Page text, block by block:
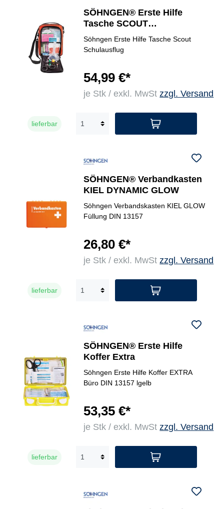
SÖHNGEN® Erste Hilfe
Tasche SCOUT
SCHULAUSFLUG
Söhngen Erste Hilfe Tasche Scout
Schulausflug
54,99 €*
je Stk / exkl. MwStzzgl. Versand
lieferbar
SÖHNGEN® Verbandkasten
KIEL DYNAMIC GLOW
Söhngen Verbandskasten KIEL GLOW
Füllung DIN 13157
26,80 €*
je Stk / exkl. MwStzzgl. Versand
lieferbar
SÖHNGEN® Erste Hilfe
Koffer Extra
Söhngen Erste Hilfe Koffer EXTRA
Büro DIN 13157 lgelb
53,35 €*
je Stk / exkl. MwStzzgl. Versand
lieferbar